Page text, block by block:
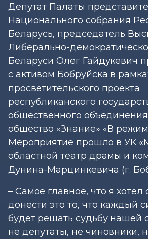
Депутат Палаты
Национального собрания
Беларусь, председатель
Либерально-
Беларуси Олег Гайдукевич
с активом Бобруйска в
просветительского проекта
республиканского
общественного
общество «Знание» «В
Мероприятие прошло в УК
областной театр драмы и
Дунина-Марцинкевича (г.
– Самое главное, что я хотел
донести это то, что каждый
будет решать судьбу нашей
не депутаты, не чиновники,